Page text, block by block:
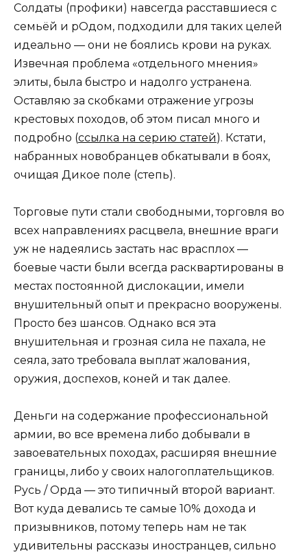
Солдаты (профики) навсегда расставшиеся с
семьёй и рОдом, подходили для таких целей
идеально — они не боялись крови на руках.
Извечная проблема «отдельного мнения»
элиты, была быстро и надолго устранена.
Оставляю за скобками отражение угрозы
крестовых походов, об этом писал много и
подробно (ссылка на серию статей). Кстати,
набранных новобранцев обкатывали в боях,
очищая Дикое поле (степь).
Торговые пути стали свободными, торговля во
всех направлениях расцвела, внешние враги
уж не надеялись застать нас врасплох —
боевые части были всегда расквартированы в
местах постоянной дислокации, имели
внушительный опыт и прекрасно вооружены.
Просто без шансов. Однако вся эта
внушительная и грозная сила не пахала, не
сеяла, зато требовала выплат жалования,
оружия, доспехов, коней и так далее.
Деньги на содержание профессиональной
армии, во все времена либо добывали в
завоевательных походах, расширяя внешние
границы, либо у своих налогоплательщиков.
Русь / Орда — это типичный второй вариант.
Вот куда девались те самые 10% дохода и
призывников, потому теперь нам не так
удивительны рассказы иностранцев, сильно